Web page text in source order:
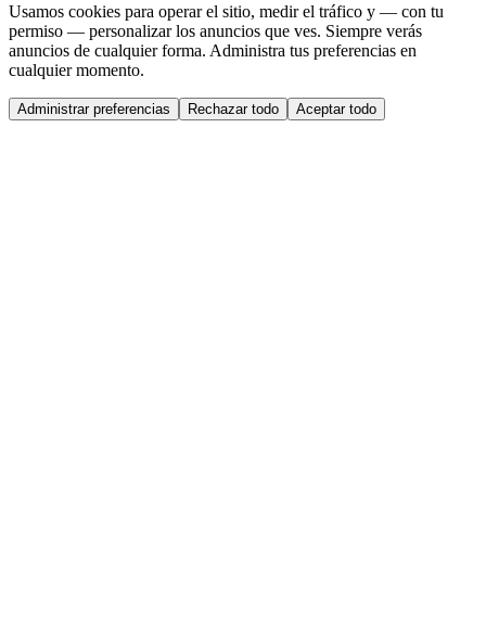
Usamos cookies para operar el sitio, medir el tráfico y — con tu
permiso — personalizar los anuncios que ves. Siempre verás
anuncios de cualquier forma. Administra tus preferencias en
cualquier momento.
Administrar preferencias Rechazar todo Aceptar todo